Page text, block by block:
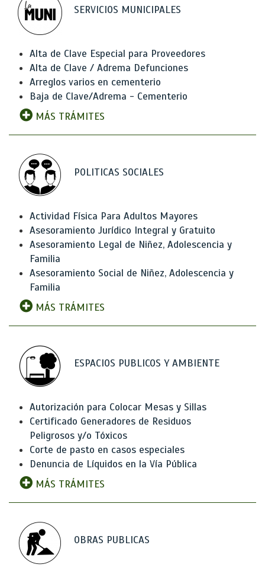
SERVICIOS MUNICIPALES
Alta de Clave Especial para Proveedores
Alta de Clave / Adrema Defunciones
Arreglos varios en cementerio
Baja de Clave/Adrema - Cementerio
MÁS TRÁMITES
POLITICAS SOCIALES
Actividad Física Para Adultos Mayores
Asesoramiento Jurídico Integral y Gratuito
Asesoramiento Legal de Niñez, Adolescencia y
Familia
Asesoramiento Social de Niñez, Adolescencia y
Familia
MÁS TRÁMITES
ESPACIOS PUBLICOS Y AMBIENTE
Autorización para Colocar Mesas y Sillas
Certificado Generadores de Residuos
Peligrosos y/o Tóxicos
Corte de pasto en casos especiales
Denuncia de Líquidos en la Vía Pública
MÁS TRÁMITES
OBRAS PUBLICAS